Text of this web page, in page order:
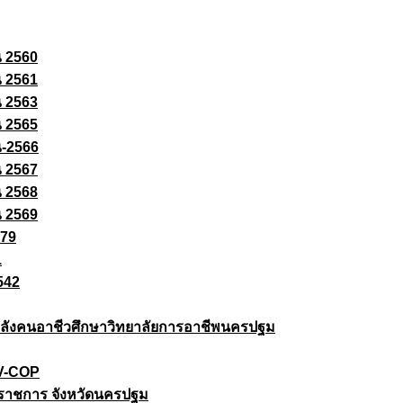
2560
2561
2563
2565
2566
2567
2568
2569
งคนอาชีวศึกษาวิทยาลัยการอาชีพนครปฐม
COP
าชการ จังหวัดนครปฐม